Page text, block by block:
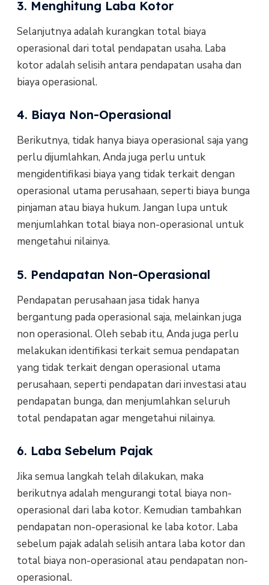
3. Menghitung Laba Kotor
Selanjutnya adalah kurangkan total biaya
operasional dari total pendapatan usaha. Laba
kotor adalah selisih antara pendapatan usaha dan
biaya operasional.
4. Biaya Non-Operasional
Berikutnya, tidak hanya biaya operasional saja yang
perlu dijumlahkan, Anda juga perlu untuk
mengidentifikasi biaya yang tidak terkait dengan
operasional utama perusahaan, seperti biaya bunga
pinjaman atau biaya hukum. Jangan lupa untuk
menjumlahkan total biaya non-operasional untuk
mengetahui nilainya.
5. Pendapatan Non-Operasional
Pendapatan perusahaan jasa tidak hanya
bergantung pada operasional saja, melainkan juga
non operasional. Oleh sebab itu, Anda juga perlu
melakukan identifikasi terkait semua pendapatan
yang tidak terkait dengan operasional utama
perusahaan, seperti pendapatan dari investasi atau
pendapatan bunga, dan menjumlahkan seluruh
total pendapatan agar mengetahui nilainya.
6. Laba Sebelum Pajak
Jika semua langkah telah dilakukan, maka
berikutnya adalah mengurangi total biaya non-
operasional dari laba kotor. Kemudian tambahkan
pendapatan non-operasional ke laba kotor. Laba
sebelum pajak adalah selisih antara laba kotor dan
total biaya non-operasional atau pendapatan non-
operasional.